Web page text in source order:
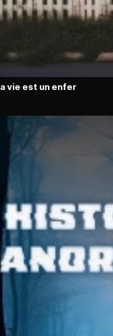
vie est un enfer